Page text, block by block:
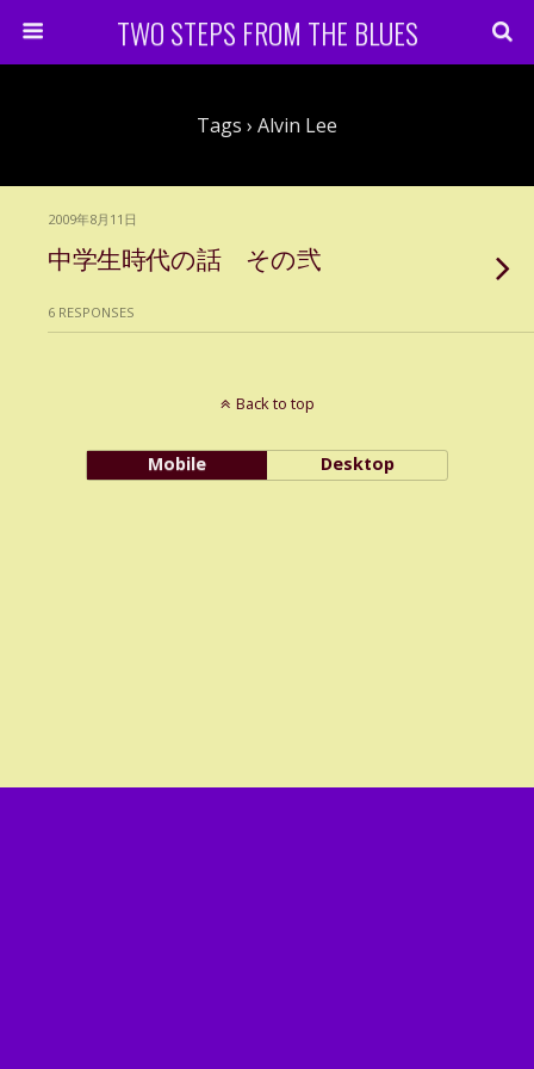
TWO STEPS FROM THE BLUES
Tags › Alvin Lee
2009年8月11日
中学生時代の話 その弐
6 RESPONSES
Back to top
Mobile Desktop